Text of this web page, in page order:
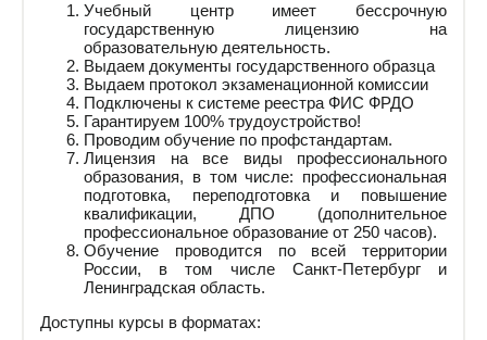
Учебный центр имеет бессрочную
государственную лицензию на
образовательную деятельность.
Выдаем документы государственного образца
Выдаем протокол экзаменационной комиссии
Подключены к системе реестра ФИС ФРДО
Гарантируем 100% трудоустройство!
Проводим обучение по профстандартам.
Лицензия на все виды профессионального
образования, в том числе: профессиональная
подготовка, переподготовка и повышение
квалификации, ДПО (дополнительное
профессиональное образование от 250 часов).
Обучение проводится по всей территории
России, в том числе Санкт-Петербург и
Ленинградская область.
Доступны курсы в форматах: